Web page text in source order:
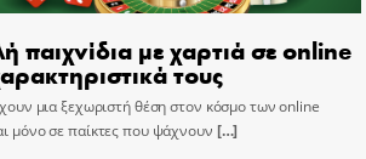
παιχνίδια με χαρτιά σε online
τους
μια ξεχωριστή θέση στον κόσμο των online
μόνο σε παίκτες που ψάχνουν […]